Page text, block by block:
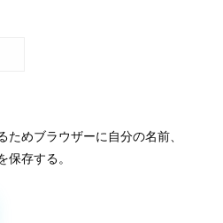
ためブラウザーに自分の名前、
保存する。